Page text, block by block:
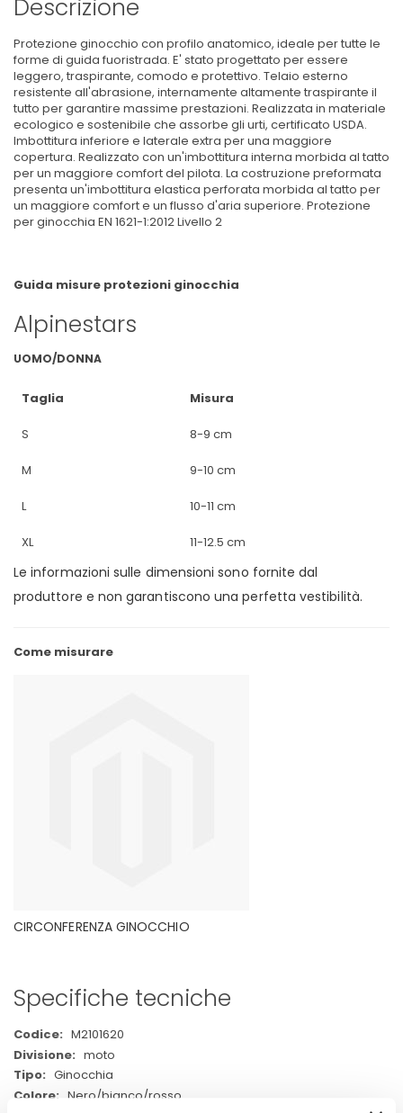
Descrizione
Protezione ginocchio con profilo anatomico, ideale per tutte le
forme di guida fuoristrada. E' stato progettato per essere
leggero, traspirante, comodo e protettivo. Telaio esterno
resistente all'abrasione, internamente altamente traspirante il
tutto per garantire massime prestazioni. Realizzata in materiale
ecologico e sostenibile che assorbe gli urti, certificato USDA.
Imbottitura inferiore e laterale extra per una maggiore
copertura. Realizzato con un'imbottitura interna morbida al tatto
per un maggiore comfort del pilota. La costruzione preformata
presenta un'imbottitura elastica perforata morbida al tatto per
un maggiore comfort e un flusso d'aria superiore. Protezione
per ginocchia EN 1621-1:2012 Livello 2
Guida misure protezioni ginocchia
Alpinestars
UOMO/DONNA
Taglia Misura
S 8-9 cm
M 9-10 cm
L 10-11 cm
XL 11-12.5 cm
Le informazioni sulle dimensioni sono fornite dal
produttore e non garantiscono una perfetta vestibilità.
Come misurare
CIRCONFERENZA GINOCCHIO
Specifiche tecniche
Maggiori
Informazioni
M2101620
moto
Ginocchia
Nero/bianco/rosso